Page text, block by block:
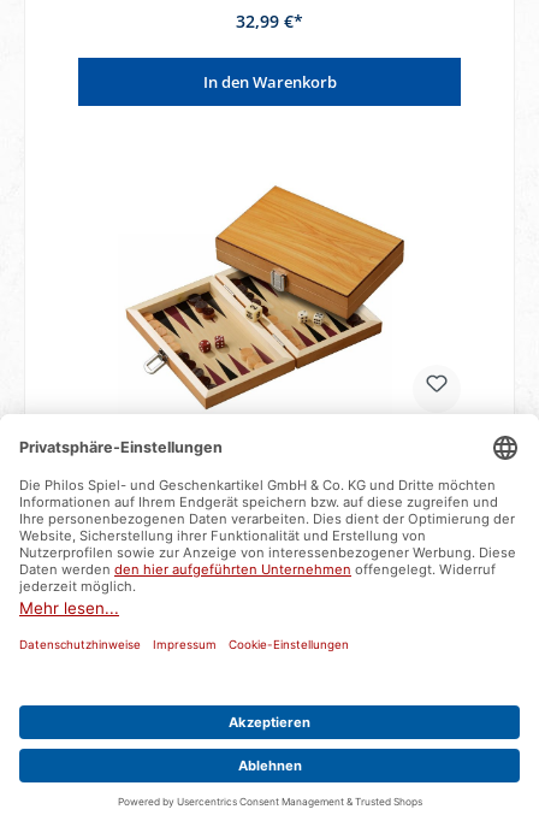
32,99 €*
In den Warenkorb
Backgammon Peleponnes, mini
Artikelnummer: 1171
sofort verfügbar - Lieferzeit ca. 2-3 Werktage
32,99 €*
In den Warenkorb